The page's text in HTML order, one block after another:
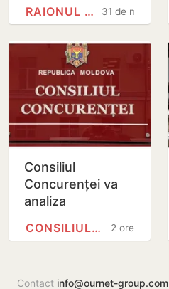
privind
resurselor…
31 de minute
RAIONUL ANENII NOI
Consiliul
Concurenței va
analiza
preluarea Honest
2 ore
CONSILIUL CONCURENȚEI
Contact info@ournet-group.com